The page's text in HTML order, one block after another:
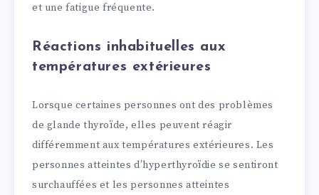
et une fatigue fréquente.
Réactions inhabituelles aux
températures extérieures
Lorsque certaines personnes ont des problèmes
de glande thyroïde, elles peuvent réagir
différemment aux températures extérieures. Les
personnes atteintes d’hyperthyroïdie se sentiront
surchauffées et les personnes atteintes